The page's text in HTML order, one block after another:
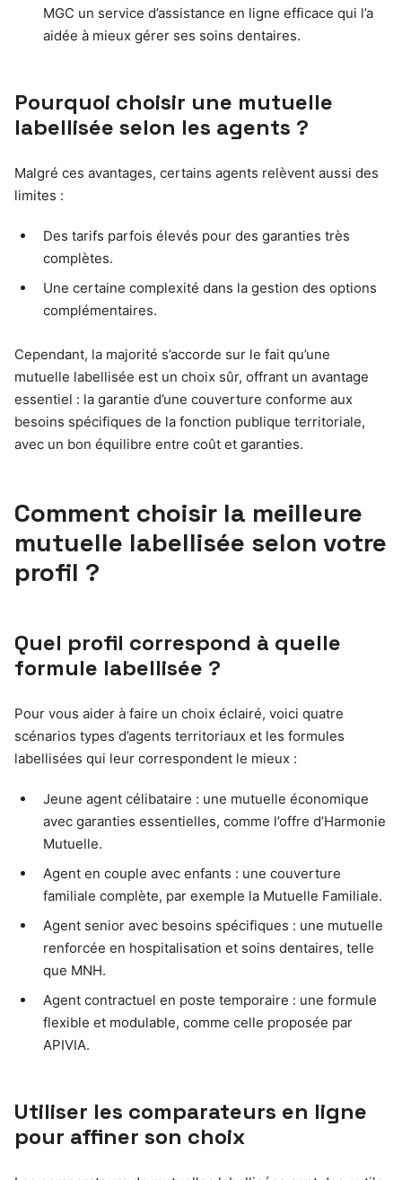
MGC un service d’assistance en ligne efficace qui l’a
aidée à mieux gérer ses soins dentaires.
Pourquoi choisir une mutuelle
labellisée selon les agents ?
Malgré ces avantages, certains agents relèvent aussi des
limites :
Des tarifs parfois élevés pour des garanties très
complètes.
Une certaine complexité dans la gestion des options
complémentaires.
Cependant, la majorité s’accorde sur le fait qu’une
mutuelle labellisée est un choix sûr, offrant un avantage
essentiel : la garantie d’une couverture conforme aux
besoins spécifiques de la fonction publique territoriale,
avec un bon équilibre entre coût et garanties.
Comment choisir la meilleure
mutuelle labellisée selon votre
profil ?
Quel profil correspond à quelle
formule labellisée ?
Pour vous aider à faire un choix éclairé, voici quatre
scénarios types d’agents territoriaux et les formules
labellisées qui leur correspondent le mieux :
Jeune agent célibataire : une mutuelle économique
avec garanties essentielles, comme l’offre d’Harmonie
Mutuelle.
Agent en couple avec enfants : une couverture
familiale complète, par exemple la Mutuelle Familiale.
Agent senior avec besoins spécifiques : une mutuelle
renforcée en hospitalisation et soins dentaires, telle
que MNH.
Agent contractuel en poste temporaire : une formule
flexible et modulable, comme celle proposée par
APIVIA.
Utiliser les comparateurs en ligne
pour affiner son choix